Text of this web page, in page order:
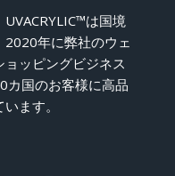
は国境
2020年に弊社のウェ
ッピングビジネス
カ国のお客様に高品
ます。